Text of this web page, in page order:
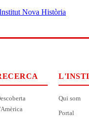
Nova Història
Qui som
Portal